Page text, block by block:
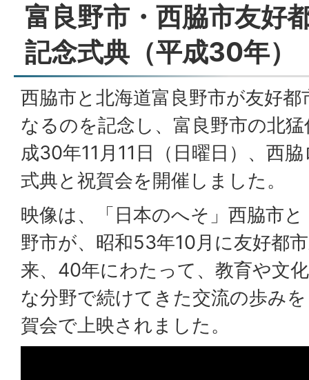
富良野市・西脇市友好
記念式典（平成30年）
西脇市と北海道富良野市が友好
なるのを記念し、富良野市の北
成30年11月11日（日曜日）、西
式典と祝賀会を開催しました。
映像は、「日本のへそ」西脇市
野市が、昭和53年10月に友好都
来、40年にわたって、教育や文
な分野で続けてきた交流の歩み
賀会で上映されました。